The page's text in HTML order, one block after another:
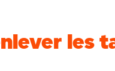
les